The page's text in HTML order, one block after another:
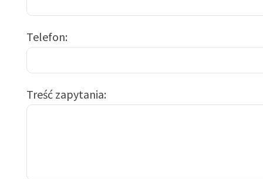
Telefon
Treść zapytania